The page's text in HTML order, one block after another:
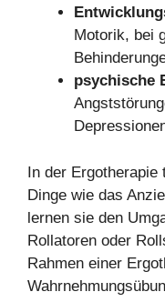
Motorik, bei
psychische
In der Ergotherapie
Dinge wie das
lernen sie den
Rollatoren oder
Rahmen einer